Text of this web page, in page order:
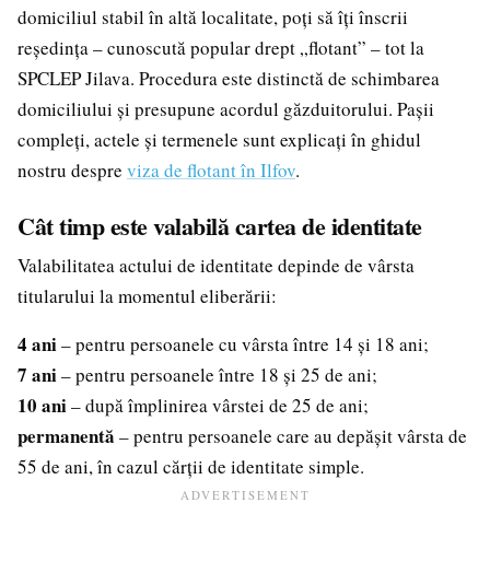
domiciliul stabil în altă localitate, poți să îți înscrii
reședința – cunoscută popular drept „flotant” – tot la
SPCLEP Jilava. Procedura este distinctă de schimbarea
domiciliului și presupune acordul găzduitorului. Pașii
compleți, actele și termenele sunt explicați în ghidul
nostru despre viza de flotant în Ilfov.
Cât timp este valabilă cartea de identitate
Valabilitatea actului de identitate depinde de vârsta
titularului la momentul eliberării:
4 ani– pentru persoanele cu vârsta între 14 și 18 ani;
7 ani– pentru persoanele între 18 și 25 de ani;
10 ani– după împlinirea vârstei de 25 de ani;
permanentă – pentru persoanele care au depășit vârsta de
55 de ani, în cazul cărții de identitate simple.